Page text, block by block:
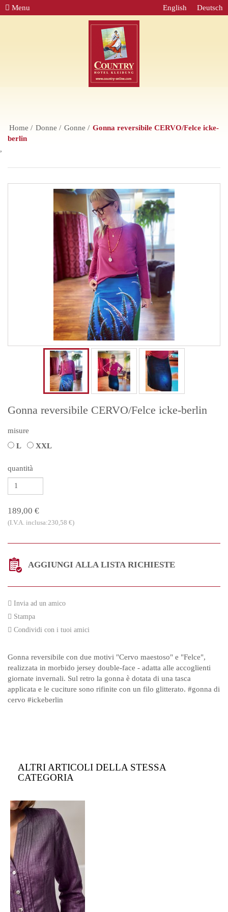
Menu Deutsch
English
Home Donne Gonne
Gonna reversibile CERVO/Felce icke-
berlin
,
Gonna reversibile CERVO/Felce icke-berlin
misure
L
XXL
quantità
189,00 €
(I.V.A. inclusa:230,58 €)
AGGIUNGI ALLA LISTA RICHIESTE
Invia ad un amico
Stampa
Condividi con i tuoi amici
Gonna reversibile con due motivi "Cervo maestoso" e "Felce",
realizzata in morbido jersey double-face - adatta alle accoglienti
giornate invernali. Sul retro la gonna è dotata di una tasca
applicata e le cuciture sono rifinite con un filo glitterato. #gonna di
cervo #ickeberlin
ALTRI ARTICOLI DELLA STESSA
CATEGORIA